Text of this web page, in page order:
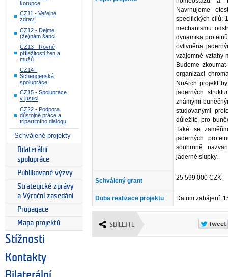
korupce
CZ11 - Veřejné
zdraví
CZ12 - Dejme
(že)nám šanci
CZ13 - Rovné
příležitosti žen a
mužů
CZ14 -
Schengenská
spolupráce
CZ15 - Spolupráce
v justici
CZ22 - Podpora
důstojné práce a
tripartitního dialogu
Schválené projekty
Bilaterální
spolupráce
Publikované výzvy
Strategické zprávy
a Výroční zasedání
Propagace
Mapa projektů
Stížnosti
Kontakty
Navrhujeme
specifických cílů:
mechanismu
dynamika
ovlivněna
vzájemné vztahy
Budeme
organizaci
NuArch projekt
jaderných
známými
studovanými
důležité pro
Také se
jaderných
souhrnně
jaderné slupky.
Schválený grant 25 599 000 CZK
Doba realizace projektu Datum zahájení:
SDÍLEJTE